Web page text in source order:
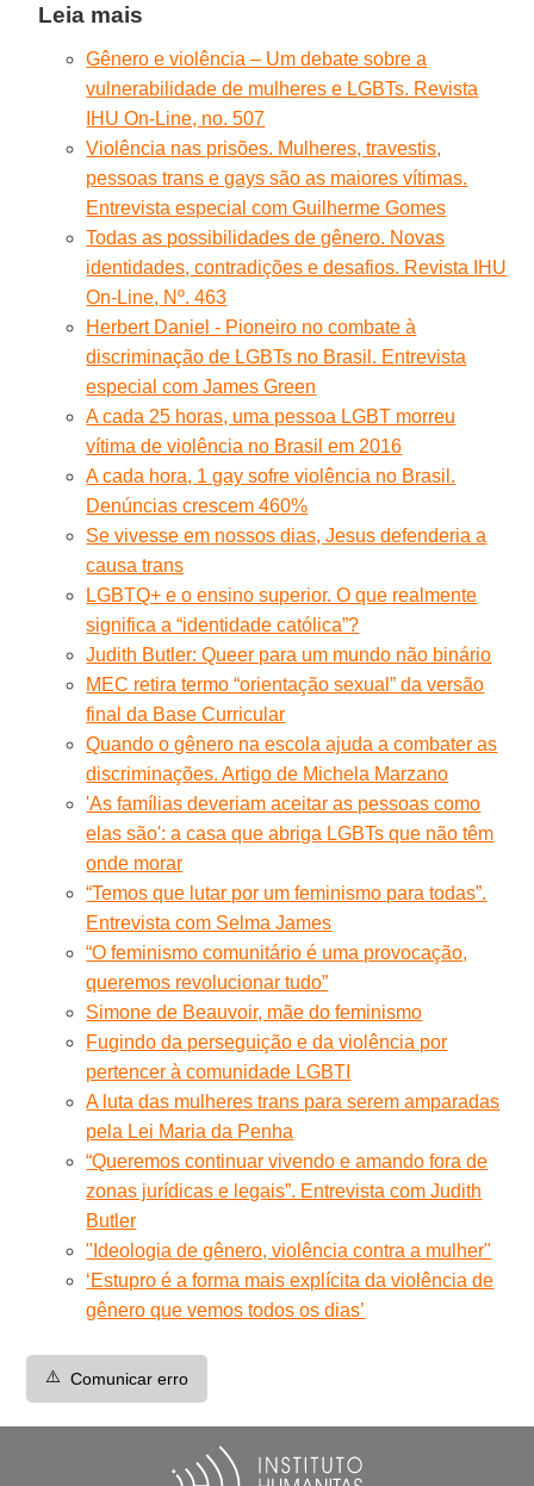
Leia mais
Gênero e violência – Um debate sobre a
vulnerabilidade de mulheres e LGBTs. Revista
IHU On-Line, no. 507
Violência nas prisões. Mulheres, travestis,
pessoas trans e gays são as maiores vítimas.
Entrevista especial com Guilherme Gomes
Todas as possibilidades de gênero. Novas
identidades, contradições e desafios. Revista IHU
On-Line, Nº. 463
Herbert Daniel - Pioneiro no combate à
discriminação de LGBTs no Brasil. Entrevista
especial com James Green
A cada 25 horas, uma pessoa LGBT morreu
vítima de violência no Brasil em 2016
A cada hora, 1 gay sofre violência no Brasil.
Denúncias crescem 460%
Se vivesse em nossos dias, Jesus defenderia a
causa trans
LGBTQ+ e o ensino superior. O que realmente
significa a “identidade católica”?
Judith Butler: Queer para um mundo não binário
MEC retira termo “orientação sexual” da versão
final da Base Curricular
Quando o gênero na escola ajuda a combater as
discriminações. Artigo de Michela Marzano
'As famílias deveriam aceitar as pessoas como
elas são': a casa que abriga LGBTs que não têm
onde morar
“Temos que lutar por um feminismo para todas”.
Entrevista com Selma James
“O feminismo comunitário é uma provocação,
queremos revolucionar tudo”
Simone de Beauvoir, mãe do feminismo
Fugindo da perseguição e da violência por
pertencer à comunidade LGBTI
A luta das mulheres trans para serem amparadas
pela Lei Maria da Penha
“Queremos continuar vivendo e amando fora de
zonas jurídicas e legais”. Entrevista com Judith
Butler
"Ideologia de gênero, violência contra a mulher"
‘Estupro é a forma mais explícita da violência de
gênero que vemos todos os dias’
⚠️ Comunicar erro